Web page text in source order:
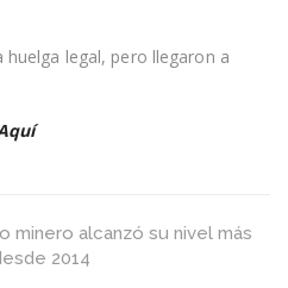
bono
de
legal, pero llegaron a
minero alcanzó su nivel más
2014